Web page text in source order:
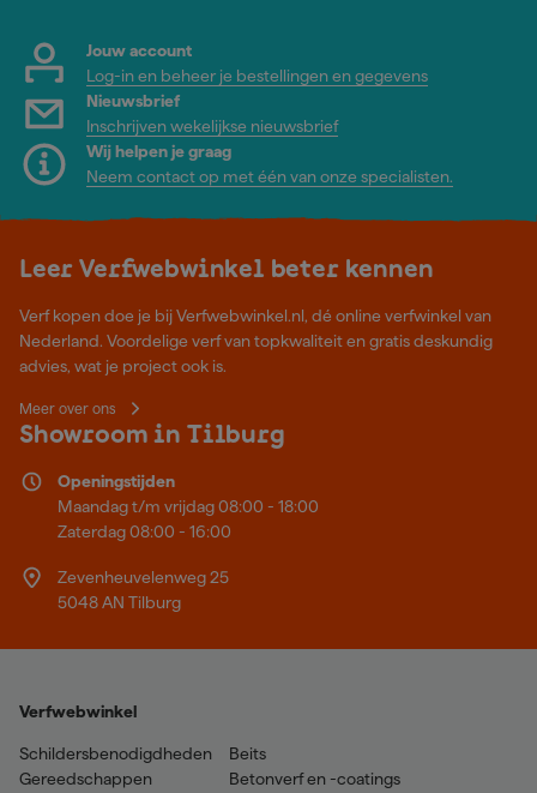
Jouw account
Log-in en beheer je bestellingen en gegevens
Nieuwsbrief
Inschrijven wekelijkse nieuwsbrief
Wij helpen je graag
Neem contact op met één van onze specialisten.
Leer Verfwebwinkel beter kennen
Verf kopen doe je bij Verfwebwinkel.nl, dé online verfwinkel van
Nederland. Voordelige verf van topkwaliteit en gratis deskundig
advies, wat je project ook is.
Meer over ons
Showroom in Tilburg
Openingstijden
Maandag t/m vrijdag 08:00 - 18:00
Zaterdag 08:00 - 16:00
Zevenheuvelenweg 25
5048 AN Tilburg
Verfwebwinkel
Schildersbenodigdheden
Gereedschappen
Beits
Betonverf en -coatings